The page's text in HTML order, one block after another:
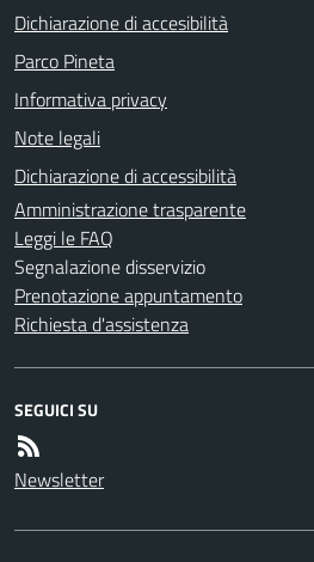
Dichiarazione di accesibilità
Parco Pineta
Informativa privacy
Note legali
Dichiarazione di accessibilità
Amministrazione trasparente
Leggi le FAQ
Segnalazione disservizio
Prenotazione appuntamento
Richiesta d'assistenza
SEGUICI SU
Newsletter